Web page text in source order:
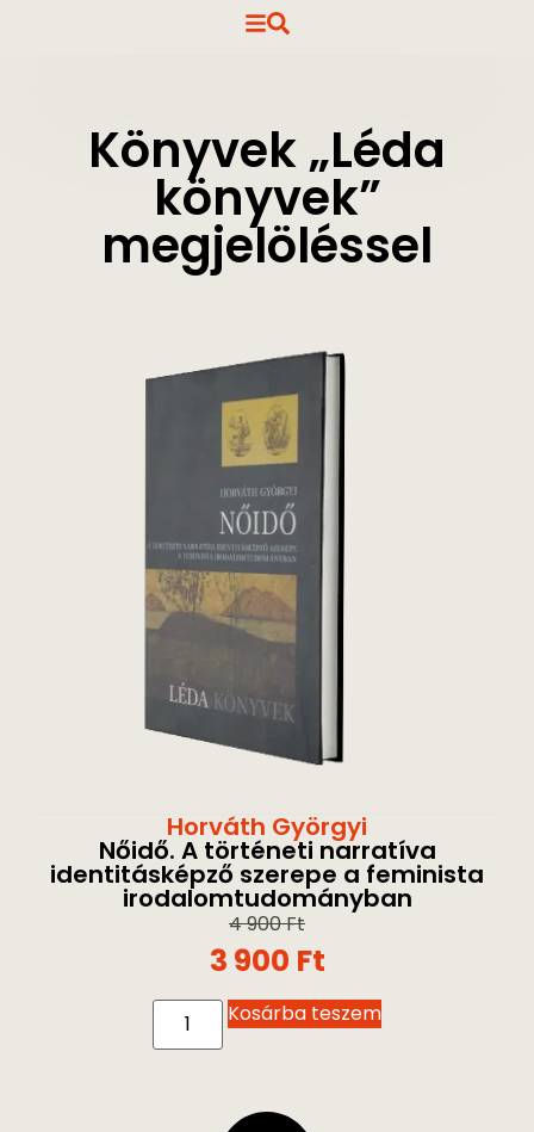
Könyvek „Léda
könyvek”
megjelöléssel
Horváth Györgyi
Nőidő. A történeti narratíva
identitásképző szerepe a feminista
irodalomtudományban
4 900Ft
3 900 Ft
Kosárba teszem